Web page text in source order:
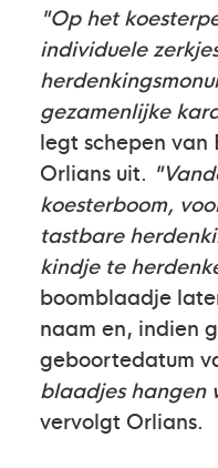
"Op het
individuele
gezamenlijke
legt schepen
Orlians uit.
koesterboom,
tastbare
kindje te
boomblaadje
naam en, indien
geboortedatum
blaadjes hangen
vervolgt Orlians.